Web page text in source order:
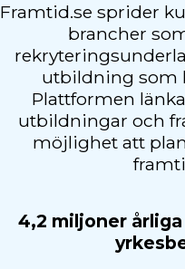
Framtid.se sprider
brancher
utbildning som
Plattformen
utbildningar och
möjlighet att
4,2 miljoner